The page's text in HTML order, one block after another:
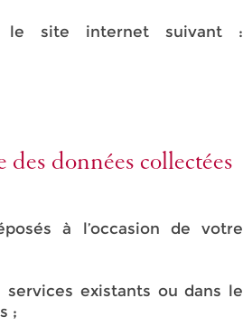
le site internet suivant :
données collectées
à l’occasion de votre
existants ou dans le
;